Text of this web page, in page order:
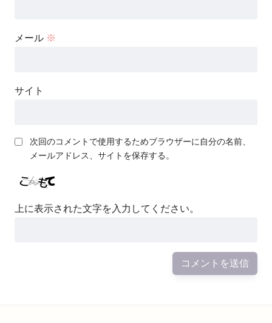
メール ※
サイト
次回のコメントで使用するためブラウザーに自分の名前、
メールアドレス、サイトを保存する。
上に表示された文字を入力してください。